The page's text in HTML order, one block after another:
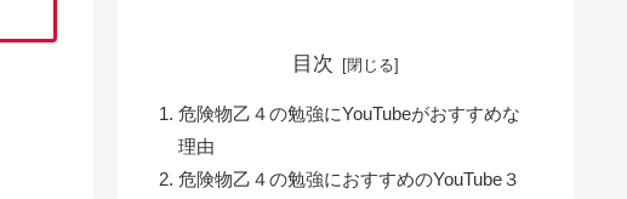
目次
危険物乙４の勉強にYouTubeがおすすめな
理由
危険物乙４の勉強におすすめのYouTube３